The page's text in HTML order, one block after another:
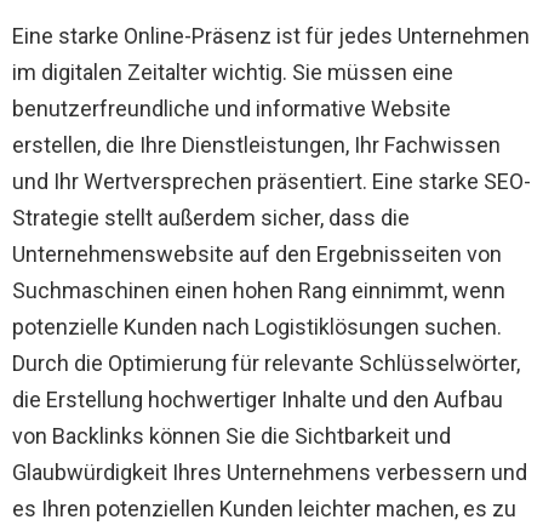
Eine starke Online-Präsenz ist für jedes Unternehmen
im digitalen Zeitalter wichtig. Sie müssen eine
benutzerfreundliche und informative Website
erstellen, die Ihre Dienstleistungen, Ihr Fachwissen
und Ihr Wertversprechen präsentiert. Eine starke SEO-
Strategie stellt außerdem sicher, dass die
Unternehmenswebsite auf den Ergebnisseiten von
Suchmaschinen einen hohen Rang einnimmt, wenn
potenzielle Kunden nach Logistiklösungen suchen.
Durch die Optimierung für relevante Schlüsselwörter,
die Erstellung hochwertiger Inhalte und den Aufbau
von Backlinks können Sie die Sichtbarkeit und
Glaubwürdigkeit Ihres Unternehmens verbessern und
es Ihren potenziellen Kunden leichter machen, es zu